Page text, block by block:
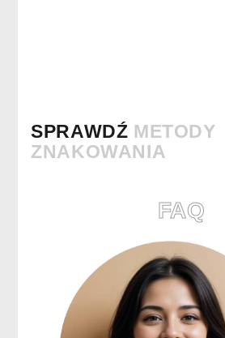
SPRAWDŹ METODY
ZNAKOWANIA
FAQ